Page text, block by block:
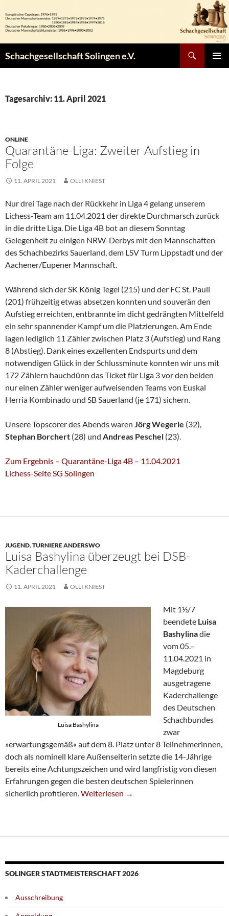
Inhalt
springen
Schachgesellschaft Solingen e.V.
Tagesarchiv: 11. April 2021
ONLINE
Quarantäne-Liga: Zweiter Aufstieg in
Folge
11. APRIL 2021 OLLI KNIEST
Nur drei Tage nach der Rückkehr in Liga 4 gelang unserem
Lichess-Team am 11.04.2021 der direkte Durchmarsch zurück
in die dritte Liga. Die Liga 4B bot an diesem Sonntag
Gelegenheit zu einigen NRW-Derbys mit den Mannschaften
des Schachbezirks Sauerland, dem LSV Turm Lippstadt und der
Aachener/Eupener Mannschaft.
Während sich der SK König Tegel (215) und der FC St. Pauli
(201) frühzeitig etwas absetzen konnten und souverän den
Aufstieg erreichten, entbrannte im dicht gedrängten Mittelfeld
ein sehr spannender Kampf um die Platzierungen. Am Ende
lagen lediglich 11 Zähler zwischen Platz 3 (Aufstieg) und Rang
8 (Abstieg). Dank eines exzellenten Endspurts und dem
notwendigen Glück in der Schlussminute konnten wir uns mit
172 Zählern hauchdünn das Ticket für Liga 3 vor den beiden
nur einen Zähler weniger aufweisenden Teams von Euskal
Herria Kombinado und SB Sauerland (je 171) sichern.
Unsere Topscorer des Abends waren Jörg Wegerle (32),
Stephan Borchert (28) und Andreas Peschel (23).
Zum Ergebnis – Quarantäne-Liga 4B – 11.04.2021
Lichess-Seite SG Solingen
JUGEND,TURNIERE ANDERSWO
Luisa Bashylina überzeugt bei DSB-
Kaderchallenge
11. APRIL 2021 OLLI KNIEST
Luisa Bashylina
Mit 1½/7
beendete Luisa
Bashylinadie
vom 05.–
11.04.2021 in
Magdeburg
ausgetragene
Kaderchallenge
des Deutschen
Schachbundes
zwar
»erwartungsgemäß« auf dem 8. Platz unter 8 Teilnehmerinnen,
doch als nominell klare Außenseiterin setzte die 14-Jährige
bereits eine Achtungszeichen und wird langfristig von diesen
Erfahrungen gegen die besten deutschen Spielerinnen
sicherlich profitieren.Luisa Bashylina Überzeugt Bei DSB-
Weiterlesen →
SOLINGER STADTMEISTERSCHAFT 2026
Ausschreibung